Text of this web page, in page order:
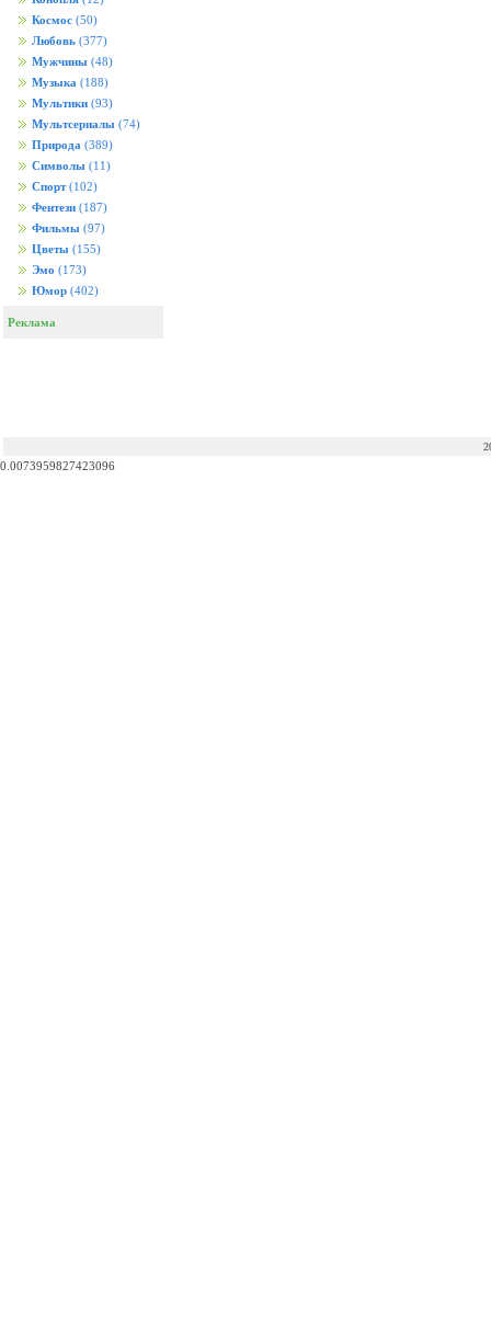
Космос (50)
Любовь (377)
Мужчины (48)
Музыка (188)
Мультики (93)
Мультсериалы (74)
Природа (389)
Символы (11)
Спорт (102)
Фентези (187)
Фильмы (97)
Цветы (155)
Эмо (173)
Юмор (402)
Реклама
0.0073959827423096